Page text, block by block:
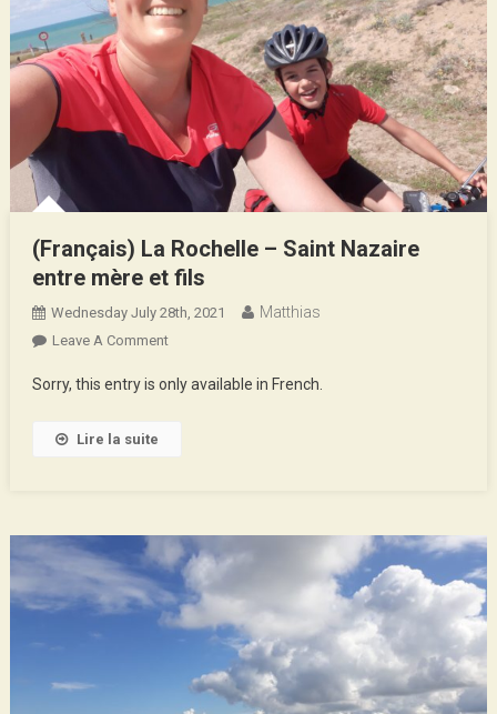
(Français) La Rochelle – Saint Nazaire
entre mère et fils
Wednesday July 28th, 2021 Matthias
Leave A CommentOn
La
Mère
Et
Fils
Sorry, this entry is only available in French.
Lire la suite